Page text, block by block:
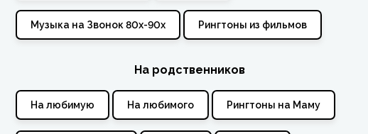
Музыка на Звонок 80х-90х Рингтоны из фильмов
На родственников
На любимую На любимого Рингтоны на Маму